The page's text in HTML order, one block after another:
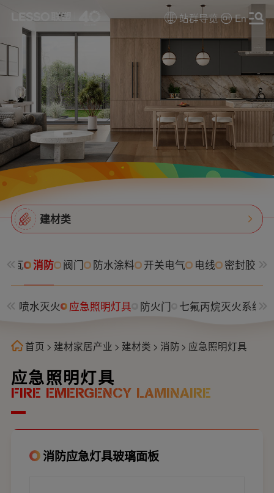
站群导览 En
建材类
脂瓦 消防 阀门 防水涂料 开关电气 电线 密封胶
动喷水灭火 应急照明灯具 防火门 七氟丙烷灭火系统
应急照明灯具
FIRE EMERGENCY LAMINAIRE
首页 > 建材家居产业 > 建材类 > 消防 > 应急照明灯具
消防应急灯具玻璃面板